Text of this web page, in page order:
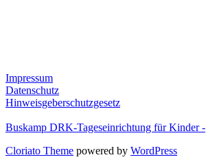
Impressum
Datenschutz
Hinweisgeberschutzgesetz
Buskamp DRK-Tageseinrichtung für Kinder -
Cloriato Theme powered by WordPress